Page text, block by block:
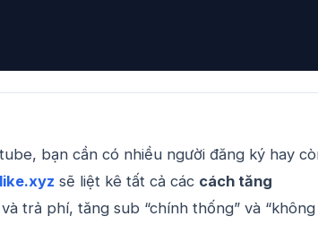
bạn cần có nhiều người đăng ký hay
sẽ liệt kê tất cả các cách tăng
trả phí, tăng sub “chính thống” và “không